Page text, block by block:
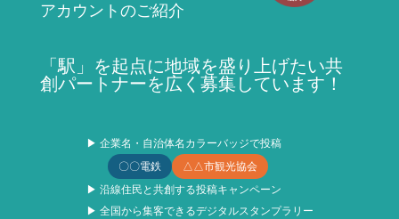
アカウントのご紹介
「駅」を起点に地域を盛り上げたい共
創パートナーを広く募集しています！
▶ 企業名・自治体名カラーバッジで投稿
〇〇電鉄
△△市観光協会
▶ 沿線住民と共創する投稿キャンペーン
▶ 全国から集客できるデジタルスタンプラリー